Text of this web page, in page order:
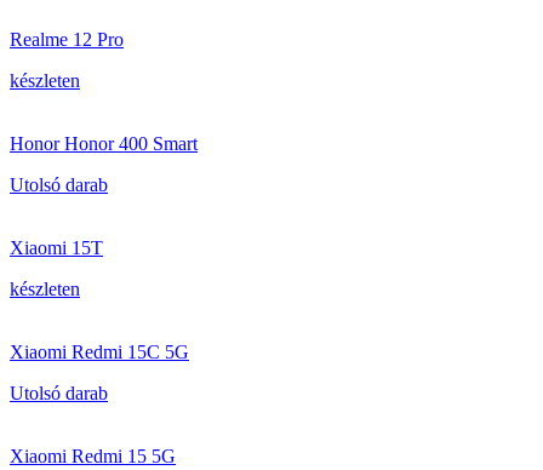
Realme 12 Pro
készleten
Honor Honor 400 Smart
Utolsó darab
Xiaomi 15T
készleten
Xiaomi Redmi 15C 5G
Utolsó darab
Xiaomi Redmi 15 5G